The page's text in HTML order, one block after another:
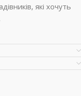
які хочуть